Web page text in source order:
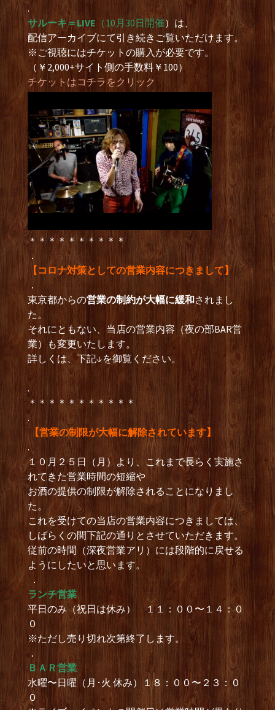
.
サルーキ＝LIVE （10月30日開催）は、
配信アーカイブにて引き続きご覧いただけます。
※ご視聴にはチケットの購入が必要です。
（￥2,000+サイト側の手数料￥100）
チケットはコチラをクリック
＊＊＊＊＊＊＊＊＊＊
．
【コロナ対策としての営業内容につきまして】
．
東京都からの営業の制約が大幅に緩和されまし
た。
それにともない、当店の営業内容（夜の部BAR営
業）も変更いたします。
詳しくは、下記↓を御覧ください。
.
＊＊＊＊＊＊＊＊＊＊＊
.
【営業の制限が大幅に解除されています】
.
１０月２５日（月）より、これまで長らく実施さ
れてきた営業時間の短縮や
お酒の提供の制限が解除されることになりまし
た。
これを受けての当店の営業内容につきましては、
しばらくの間下記の通りとさせていただきます。
従前の時間（深夜営業アリ）には段階的に戻せる
ようにしたいと思います。
．
ランチ営業
平日のみ（祝日は休み） １１：００〜１４：０
０
※ただし売り切れ次第終了します。
．
ＢＡＲ営業
水曜〜日曜（月･火 休み）１８：００〜２３：０
０